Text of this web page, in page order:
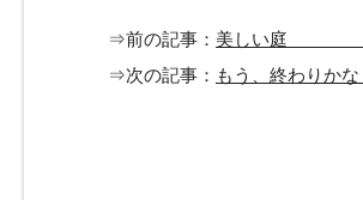
⇒前の記事： 美しい庭 ～
⇒次の記事： もう、終わ